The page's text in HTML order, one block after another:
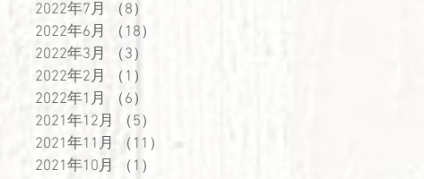
2022年7月
（8）
2022年6月
（18）
2022年3月
（3）
2022年2月
（1）
2022年1月
（6）
2021年12月
（5）
2021年11月
（11）
2021年10月
（1）